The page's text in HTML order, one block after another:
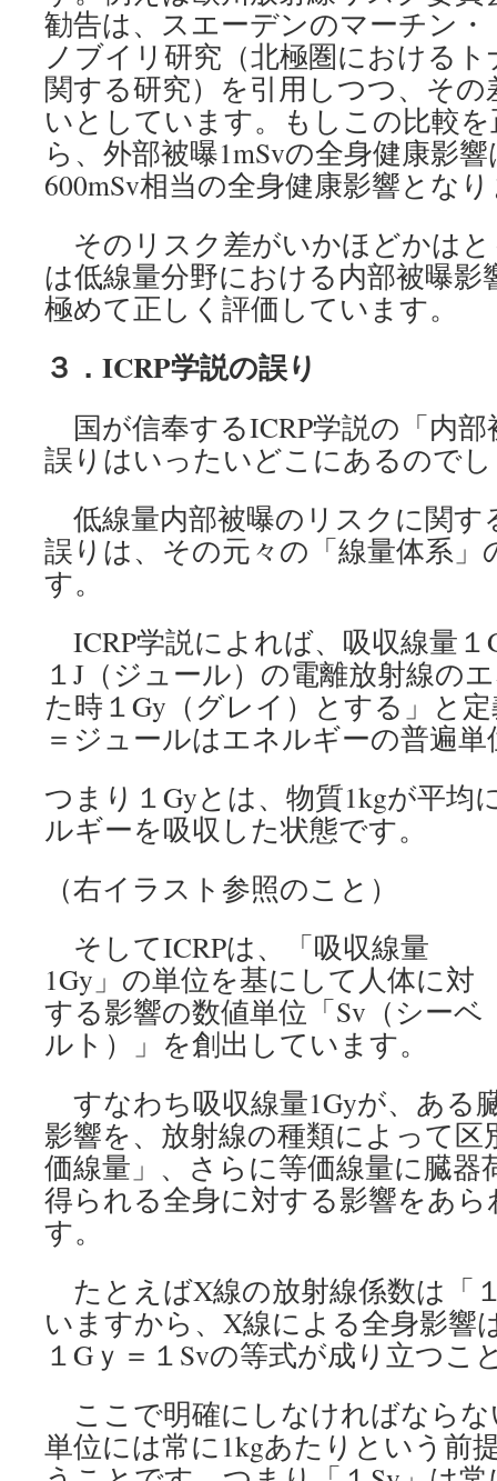
勧告は、スエーデンのマーチン
ノブイリ研究（北極圏における
関する研究）を引用しつつ、その
いとしています。もしこの比較
ら、外部被曝1mSvの全身健康影
600mSv相当の全身健康影響とな
そのリスク差がいかほどかは
は低線量分野における内部被曝影
極めて正しく評価しています。
３． ICRP学説の誤り
国が信奉するICRP学説の「内
誤りはいったいどこにあるので
低線量内部被曝のリスクに関す
誤りは、その元々の「線量体系
す。
ICRP学説によれば、吸収線量１
１J（ジュール）の電離放射線の
た時１Gy（グレイ）とする」と
＝ジュールはエネルギーの普遍単
つまり１Gyとは、物質1kgが平均
ルギーを吸収した状態です。
（右イラスト参照のこと）
そしてICRPは、「吸収線量
1Gy」の単位を基にして人体に対
する影響の数値単位「Sv（シーベ
ルト）」を創出しています。
すなわち吸収線量1Gyが、ある
影響を、放射線の種類によって
価線量」、さらに等価線量に臓器
得られる全身に対する影響をあ
す。
たとえばX線の放射線係数は「
いますから、X線による全身影響
１Gｙ＝１Svの等式が成り立つこ
ここで明確にしなければならな
単位には常に1kgあたりという前